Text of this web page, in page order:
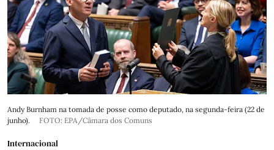
Andy Burnham na tomada de posse como deputado, na segunda-feira (22 de
junho).
FOTO: EPA/Câmara dos Comuns
Internacional